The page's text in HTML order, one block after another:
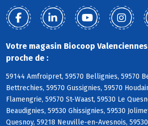
Votre magasin Biocoop
proche de :
59144 Amfroipret, 59570 Bellignies, 59570
Bettrechies, 59570 Gussignies, 59570
Flamengrie, 59570 St-Waast, 59530 Le
Beaudignies, 59530 Ghissignies, 59530
Quesnoy, 59218 Neuville-en-Avesnois,